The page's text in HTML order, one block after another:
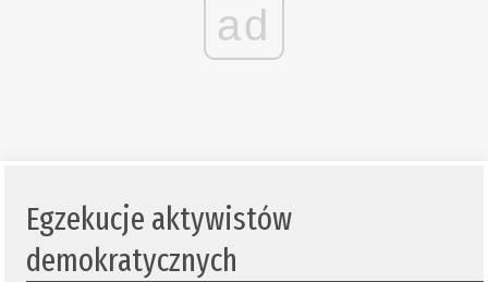
ad
Egzekucje aktywistów
demokratycznych